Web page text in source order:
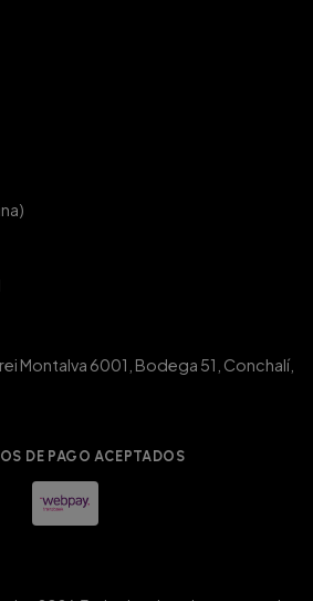
Montalva 6001, Bodega 51, Conchalí,
DE PAGO ACEPTADOS